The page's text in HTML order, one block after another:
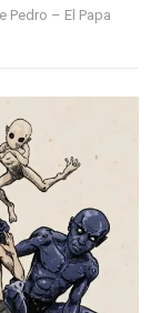
Pedro – El Papa